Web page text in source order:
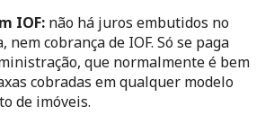
IOF: não há juros embutidos no
nem cobrança de IOF. Só se paga
que normalmente é bem
cobradas em qualquer modelo
de imóveis.